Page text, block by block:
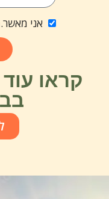
אני
קראו